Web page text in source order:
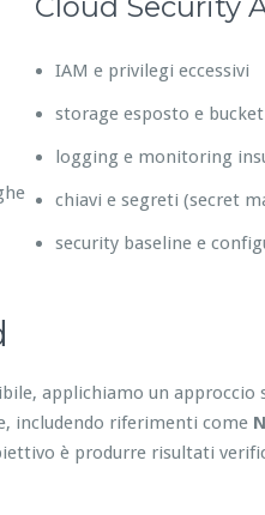
IAM e privilegi eccessivi
storage esposto e
logging e monitoring
chiavi e segreti (secret
security baseline e
applichiamo un approccio
includendo riferimenti come
è produrre risultati